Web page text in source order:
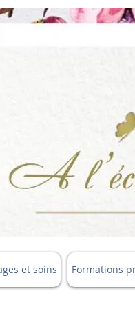
et soins Formations